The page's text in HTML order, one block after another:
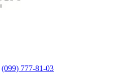
(099) 777-81-03